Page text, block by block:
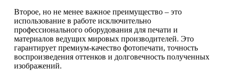
Второе, но не менее важное преимущество – это
использование в работе исключительно
профессионального оборудования для печати и
материалов ведущих мировых производителей. Это
гарантирует премиум-качество фотопечати, точность
воспроизведения оттенков и долговечность полученных
изображений.